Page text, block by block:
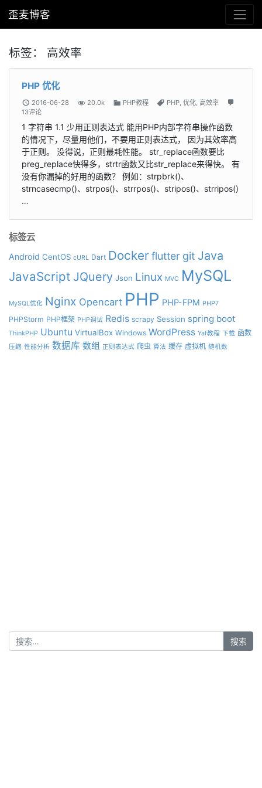
歪麦博客
标签： 高效率
PHP 优化
2016-06-28 20.0k PHP教程 PHP 优化 高效率
13评论
1 字符串 1.1 少用正则表达式 能用PHP内部字符串操作函数
的情况下，尽量用他们，不要用正则表达式， 因为其效率高
于正则。 没得说，正则最耗性能。 str_replace函数要比
preg_replace快得多，strtr函数又比str_replace来得快。 有
没有你漏掉的好用的函数？ 例如：strpbrk()、
strncasecmp()、strpos()、strrpos()、stripos()、strripos()
…
标签云
Android CentOS cURL Dart Dockerflutter git Java
JavaScript JQuery Json Linux MVC MySQL
MySQL优化 Nginx Opencart PHP PHP-FPM PHP7
PHPStorm PHP框架 PHP调试 Redis scrapy Session spring boot
ThinkPHP Ubuntu VirtualBox Windows WordPress Yaf教程 下载 函数
压缩 性能分析 数据库 数组 正则表达式 爬虫 算法 缓存 虚拟机 随机数